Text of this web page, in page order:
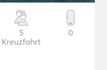
5
Kreuzfahrt
0